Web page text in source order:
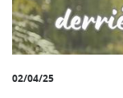
02/04/25